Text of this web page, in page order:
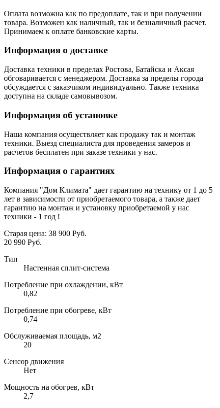
Оплата возможна как по предоплате, так и при получении
товара. Возможен как наличный, так и безналичный расчет.
Принимаем к оплате банковские карты.
Информация о доставке
Доставка техники в пределах Ростова, Батайска и Аксая
обговаривается с менеджером. Доставка за пределы города
обсуждается с заказчиком индивидуально. Также техника
доступна на складе самовывозом.
Информация об установке
Наша компания осуществляет как продажу так и монтаж
техники. Выезд специалиста для проведения замеров и
расчетов бесплатен при заказе техники у нас.
Информация о гарантиях
Компания "Дом Климата" дает гарантию на технику от 1 до 5
лет в зависимости от приобретаемого товара, а также дает
гарантию на монтаж и установку приобретаемой у нас
техники - 1 год !
Старая цена: 38 900 Руб.
20 990 Руб.
Тип
Настенная сплит-система
Потребление при охлаждении, кВт
0,82
Потребление при обогреве, кВт
0,74
Обслуживаемая площадь, м2
20
Сенсор движения
Нет
Мощность на обогрев, кВт
2,7